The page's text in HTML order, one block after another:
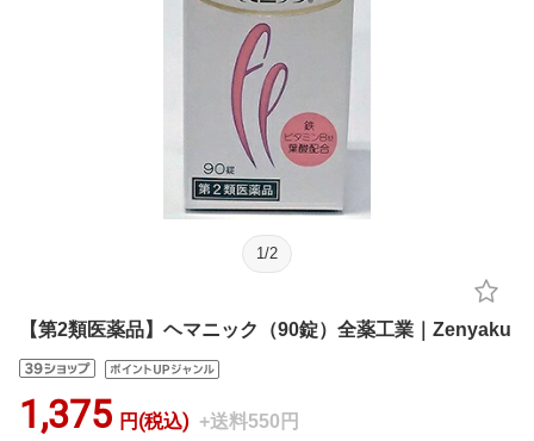
1 /2
【第2類医薬品】ヘマニック（90錠）全薬工業｜Zenyaku
1,375 円(税込) +送料550円